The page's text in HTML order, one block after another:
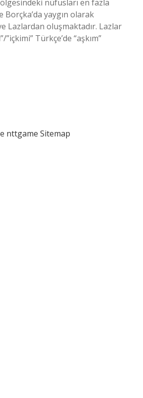
nüfusları en fazla
Borçka’da yaygın olarak
Lazlardan oluşmaktadır. Lazlar
Türkçe’de “aşkım”
nttgame Sitemap